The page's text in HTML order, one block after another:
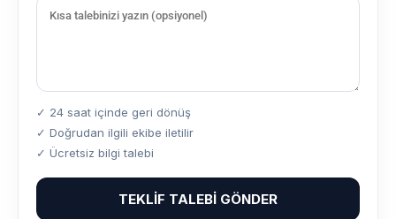
✓ 24 saat içinde geri dönüş
✓ Doğrudan ilgili ekibe iletilir
✓ Ücretsiz bilgi talebi
TEKLIF TALEBI GÖNDER